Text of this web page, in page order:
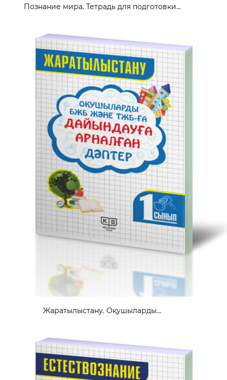
Познание мира. Тетрадь для подготовки...
Жаратылыстану. Оқушыларды...